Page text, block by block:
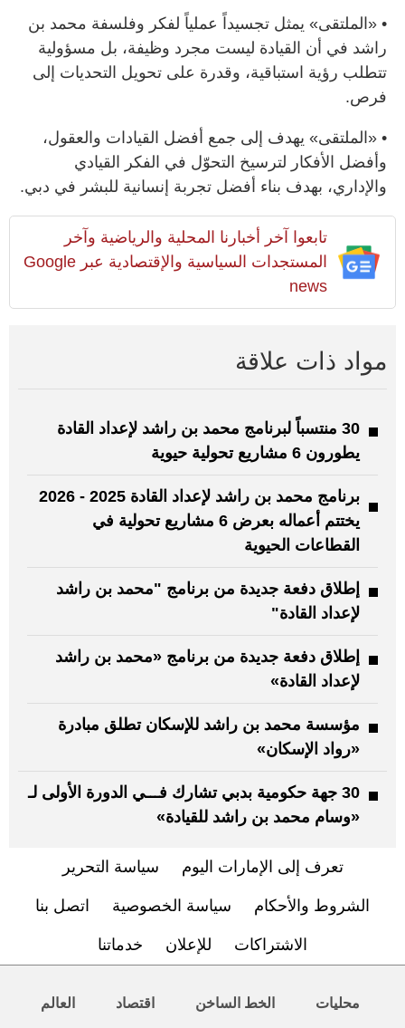
• «الملتقى» يمثل تجسيداً عملياً لفكر وفلسفة محمد بن
راشد في أن القيادة ليست مجرد وظيفة، بل مسؤولية
تتطلب رؤية استباقية، وقدرة على تحويل التحديات إلى
فرص.
• «الملتقى» يهدف إلى جمع أفضل القيادات والعقول،
وأفضل الأفكار لترسيخ التحوّل في الفكر القيادي
والإداري، بهدف بناء أفضل تجربة إنسانية للبشر في دبي.
تابعوا آخر أخبارنا المحلية والرياضية وآخر
المستجدات السياسية والإقتصادية عبر Google
news
مواد ذات علاقة
30 منتسباً لبرنامج محمد بن راشد لإعداد القادة
يطورون 6 مشاريع تحولية حيوية
برنامج محمد بن راشد لإعداد القادة 2025 - 2026
يختتم أعماله بعرض 6 مشاريع تحولية في
القطاعات الحيوية
إطلاق دفعة جديدة من برنامج "محمد بن راشد
لإعداد القادة"
إطلاق دفعة جديدة من برنامج «محمد بن راشد
لإعداد القادة»
مؤسسة محمد بن راشد للإسكان تطلق مبادرة
«رواد الإسكان»
30 جهة حكومية بدبي تشارك فـــي الدورة الأولى لـ
«وسام محمد بن راشد للقيادة»
تعرف إلى الإمارات اليوم سياسة التحرير
الشروط والأحكام سياسة الخصوصية اتصل بنا
الاشتراكات للإعلان خدماتنا
محليات الخط الساخن اقتصاد العالم